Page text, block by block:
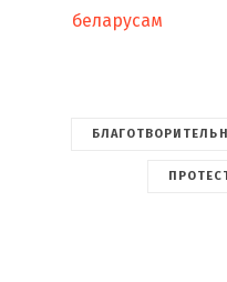
беларусам